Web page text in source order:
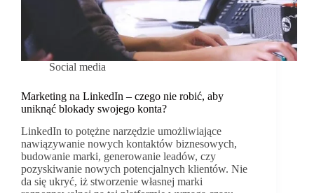
Social media
Marketing na LinkedIn – czego nie robić, aby
uniknąć blokady swojego konta?
LinkedIn to potężne narzędzie umożliwiające
nawiązywanie nowych kontaktów biznesowych,
budowanie marki, generowanie leadów, czy
pozyskiwanie nowych potencjalnych klientów. Nie
da się ukryć, iż stworzenie własnej marki